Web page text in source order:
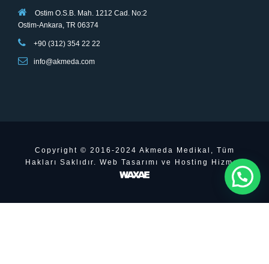
Ostim O.S.B. Mah. 1212 Cad. No:2
Ostim-Ankara, TR 06374
+90 (312) 354 22 22
info@akmeda.com
Copyright © 2016-2024 Akmeda Medikal, Tüm
Hakları Saklıdır. Web Tasarımı ve Hosting Hizmeti